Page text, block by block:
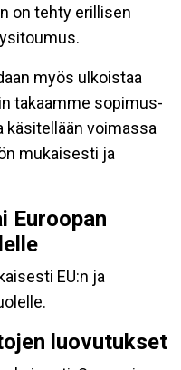
on tehty erillisen
myös ulkoistaa
takaamme sopimus-
voimassa
mukaisesti ja
Euroopan
EU:n ja
luovutukset